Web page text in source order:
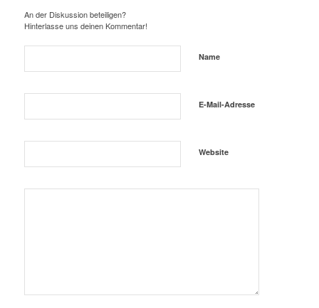
An der Diskussion beteiligen?
Hinterlasse uns deinen Kommentar!
Name
E-Mail-Adresse
Website